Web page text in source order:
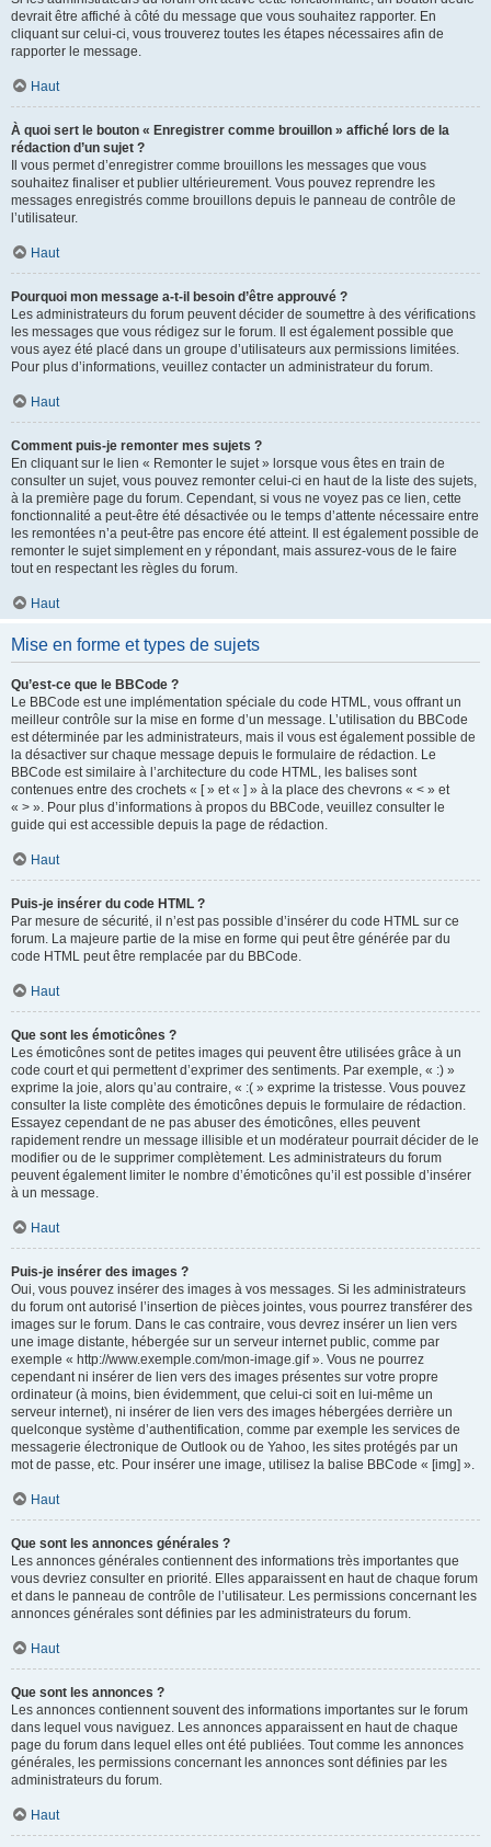
devrait être affiché à côté du message que vous souhaitez rapporter. En
cliquant sur celui-ci, vous trouverez toutes les étapes nécessaires afin de
rapporter le message.
Haut
À quoi sert le bouton « Enregistrer comme brouillon » affiché lors de la
rédaction d’un sujet ?
Il vous permet d’enregistrer comme brouillons les messages que vous
souhaitez finaliser et publier ultérieurement. Vous pouvez reprendre les
messages enregistrés comme brouillons depuis le panneau de contrôle de
l’utilisateur.
Haut
Pourquoi mon message a-t-il besoin d’être approuvé ?
Les administrateurs du forum peuvent décider de soumettre à des vérifications
les messages que vous rédigez sur le forum. Il est également possible que
vous ayez été placé dans un groupe d’utilisateurs aux permissions limitées.
Pour plus d’informations, veuillez contacter un administrateur du forum.
Haut
Comment puis-je remonter mes sujets ?
En cliquant sur le lien « Remonter le sujet » lorsque vous êtes en train de
consulter un sujet, vous pouvez remonter celui-ci en haut de la liste des sujets,
à la première page du forum. Cependant, si vous ne voyez pas ce lien, cette
fonctionnalité a peut-être été désactivée ou le temps d’attente nécessaire entre
les remontées n’a peut-être pas encore été atteint. Il est également possible de
remonter le sujet simplement en y répondant, mais assurez-vous de le faire
tout en respectant les règles du forum.
Haut
Mise en forme et types de sujets
Qu’est-ce que le BBCode ?
Le BBCode est une implémentation spéciale du code HTML, vous offrant un
meilleur contrôle sur la mise en forme d’un message. L’utilisation du BBCode
est déterminée par les administrateurs, mais il vous est également possible de
la désactiver sur chaque message depuis le formulaire de rédaction. Le
BBCode est similaire à l’architecture du code HTML, les balises sont
contenues entre des crochets « [ » et « ] » à la place des chevrons « < » et
« > ». Pour plus d’informations à propos du BBCode, veuillez consulter le
guide qui est accessible depuis la page de rédaction.
Haut
Puis-je insérer du code HTML ?
Par mesure de sécurité, il n’est pas possible d’insérer du code HTML sur ce
forum. La majeure partie de la mise en forme qui peut être générée par du
code HTML peut être remplacée par du BBCode.
Haut
Que sont les émoticônes ?
Les émoticônes sont de petites images qui peuvent être utilisées grâce à un
code court et qui permettent d’exprimer des sentiments. Par exemple, « :) »
exprime la joie, alors qu’au contraire, « :( » exprime la tristesse. Vous pouvez
consulter la liste complète des émoticônes depuis le formulaire de rédaction.
Essayez cependant de ne pas abuser des émoticônes, elles peuvent
rapidement rendre un message illisible et un modérateur pourrait décider de le
modifier ou de le supprimer complètement. Les administrateurs du forum
peuvent également limiter le nombre d’émoticônes qu’il est possible d’insérer
à un message.
Haut
Puis-je insérer des images ?
Oui, vous pouvez insérer des images à vos messages. Si les administrateurs
du forum ont autorisé l’insertion de pièces jointes, vous pourrez transférer des
images sur le forum. Dans le cas contraire, vous devrez insérer un lien vers
une image distante, hébergée sur un serveur internet public, comme par
exemple « http://www.exemple.com/mon-image.gif ». Vous ne pourrez
cependant ni insérer de lien vers des images présentes sur votre propre
ordinateur (à moins, bien évidemment, que celui-ci soit en lui-même un
serveur internet), ni insérer de lien vers des images hébergées derrière un
quelconque système d’authentification, comme par exemple les services de
messagerie électronique de Outlook ou de Yahoo, les sites protégés par un
mot de passe, etc. Pour insérer une image, utilisez la balise BBCode « [img] ».
Haut
Que sont les annonces générales ?
Les annonces générales contiennent des informations très importantes que
vous devriez consulter en priorité. Elles apparaissent en haut de chaque forum
et dans le panneau de contrôle de l’utilisateur. Les permissions concernant les
annonces générales sont définies par les administrateurs du forum.
Haut
Que sont les annonces ?
Les annonces contiennent souvent des informations importantes sur le forum
dans lequel vous naviguez. Les annonces apparaissent en haut de chaque
page du forum dans lequel elles ont été publiées. Tout comme les annonces
générales, les permissions concernant les annonces sont définies par les
administrateurs du forum.
Haut